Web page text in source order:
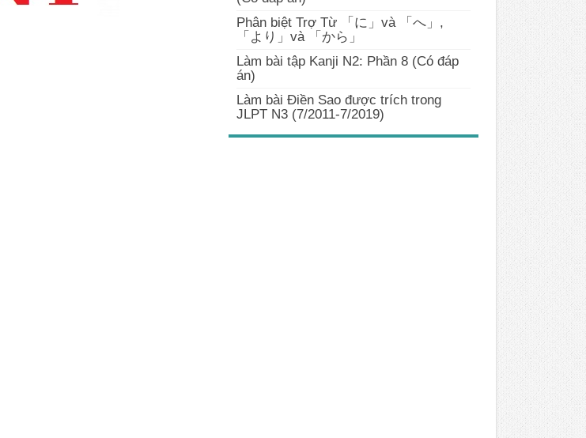
Phân biệt Trợ Từ 「に」và 「へ」,
「より」và 「から」
Làm bài tập Kanji N2: Phần 8 (Có đáp
án)
Làm bài Điền Sao được trích trong
JLPT N3 (7/2011-7/2019)